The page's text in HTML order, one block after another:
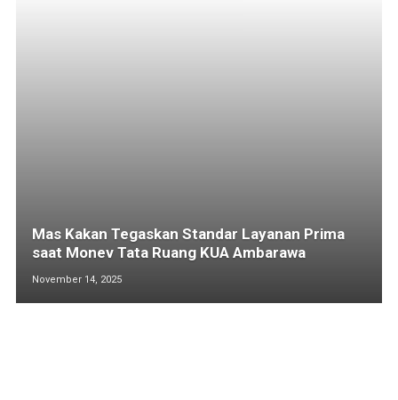
Mas Kakan Tegaskan Standar Layanan Prima
saat Monev Tata Ruang KUA Ambarawa
November 14, 2025